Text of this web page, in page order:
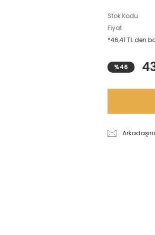
Stok Kodu
Fiyat
*46,41 TL den
%46